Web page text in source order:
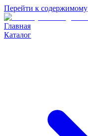
Перейти к содержимому
Главная
Каталог